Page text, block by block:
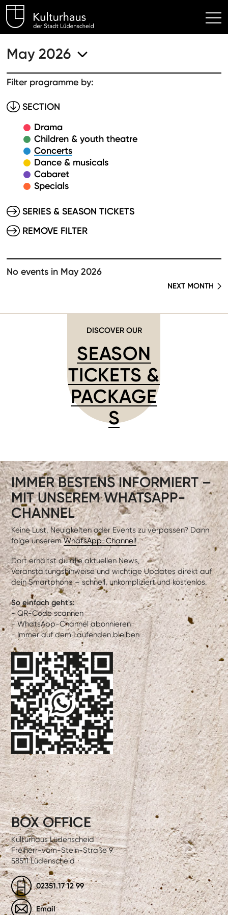
Kulturhaus Lüdenscheid
May 2026
Filter programme by:
SECTION
Drama
Children & youth theatre
Concerts
Dance & musicals
Cabaret
Specials
SERIES & SEASON TICKETS
REMOVE FILTER
No events in May 2026
NEXT MONTH
DISCOVER OUR
SEASON
TICKETS &
PACKAGE
S
IMMER BESTENS INFORMIERT –
MIT UNSEREM WHATSAPP-
CHANNEL
Keine Lust, Neuigkeiten oder Events zu verpassen? Dann
folge unseremWhatsApp-Channel!
Dort erhältst du alle aktuellen News,
Veranstaltungshinweise und wichtige Updates direkt auf
dein Smartphone – schnell, unkompliziert und kostenlos.
So einfach geht's:
- QR-Code scannen
- WhatsApp-Channel abonnieren
- Immer auf dem Laufenden bleiben
BOX OFFICE
Kulturhaus Lüdenscheid
Freiherr-vom-Stein-Straße 9
58511 Lüdenscheid
02351.17 12 99
Email